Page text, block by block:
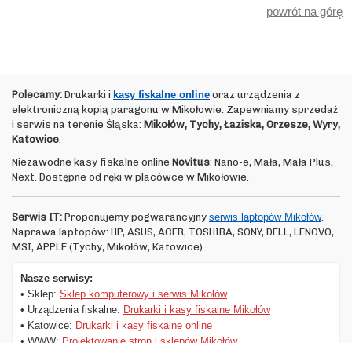
powrót na górę
Polecamy: Drukarki i kasy fiskalne online oraz urządzenia z
elektroniczną kopią paragonu w Mikołowie. Zapewniamy sprzedaż
i serwis na terenie Śląska: Mikołów, Tychy, Łaziska, Orzesze, Wyry,
Katowice.
Niezawodne kasy fiskalne online Novitus: Nano-e, Mała, Mała Plus,
Next. Dostępne od ręki w placówce w Mikołowie.
Serwis IT: Proponujemy pogwarancyjny serwis laptopów Mikołów.
Naprawa laptopów: HP, ASUS, ACER, TOSHIBA, SONY, DELL, LENOVO,
MSI, APPLE (Tychy, Mikołów, Katowice).
Nasze serwisy:
• Sklep: Sklep komputerowy i serwis Mikołów
• Urządzenia fiskalne: Drukarki i kasy fiskalne Mikołów
• Katowice: Drukarki i kasy fiskalne online